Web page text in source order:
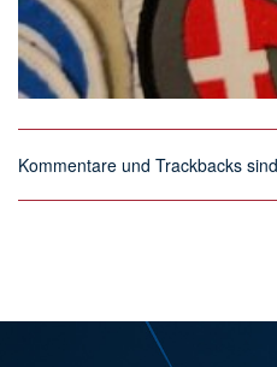
Kommentare und Trackbacks